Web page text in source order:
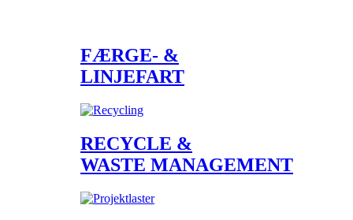
FÆRGE- &
LINJEFART
RECYCLE &
WASTE MANAGEMENT